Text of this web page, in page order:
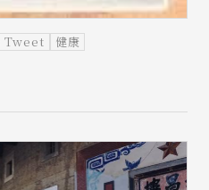
Tweet 健康